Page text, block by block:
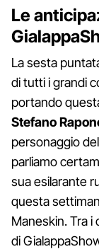
Le
La sesta
di tutti i grandi
portando
Stefano
personaggio
parliamo
sua esilarante
questa
Maneskin. Tra i
di